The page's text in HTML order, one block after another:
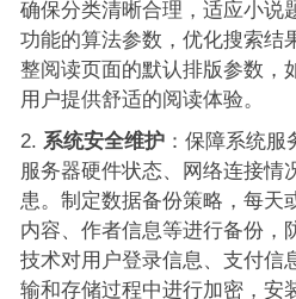
确保分类清晰合理，适应小说
功能的算法参数，优化搜索结
整阅读页面的默认排版参数，
用户提供舒适的阅读体验。
系统安全维护：保障系统服
服务器硬件状态、网络连接情
患。制定数据备份策略，每天
内容、作者信息等进行备份，
技术对用户登录信息、支付信
输和存储过程中进行加密，安